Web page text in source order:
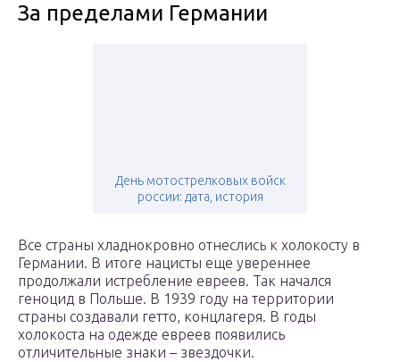
За пределами Германии
День мотострелковых войск
россии: дата, история
Все страны хладнокровно отнеслись к холокосту в
Германии. В итоге нацисты еще увереннее
продолжали истребление евреев. Так начался
геноцид в Польше. В 1939 году на территории
страны создавали гетто, концлагеря. В годы
холокоста на одежде евреев появились
отличительные знаки – звездочки.